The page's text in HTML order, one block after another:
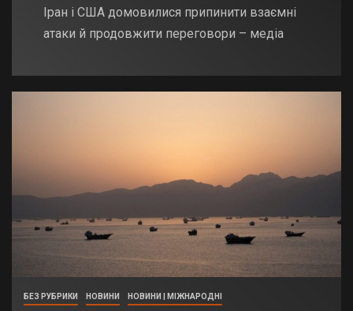
Іран і США домовилися припинити взаємні
атаки й продовжити переговори – медіа
БЕЗ РУБРИКИ НОВИНИ НОВИНИ | МІЖНАРОДНІ